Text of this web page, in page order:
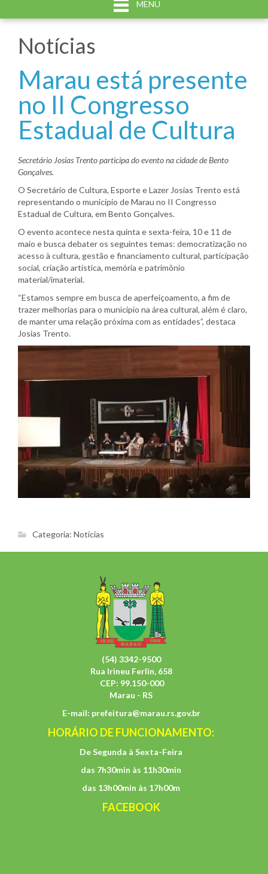
MENU
Notícias
Marau está presente
no II Congresso
Estadual de Cultura
Secretário Josias Trento participa do evento na cidade de Bento
Gonçalves.
O Secretário de Cultura, Esporte e Lazer Josias Trento está
representando o município de Marau no II Congresso
Estadual de Cultura, em Bento Gonçalves.
O evento acontece nesta quinta e sexta-feira, 10 e 11 de
maio e busca debater os seguintes temas: democratização no
acesso à cultura, gestão e financiamento cultural, participação
social, criação artística, memória e patrimônio
material/imaterial.
“Estamos sempre em busca de aperfeiçoamento, a fim de
trazer melhorias para o município na área cultural, além é claro,
de manter uma relação próxima com as entidades”, destaca
Josias Trento.
Categoria: Notícias
(54) 3342-9500
Rua Irineu Ferlin, 658
CEP: 99.150-000
Marau - RS
E-mail: prefeitura@marau.rs.gov.br
HORÁRIO DE FUNCIONAMENTO:
De Segunda à Sexta-Feira
das 7h30min às 11h30min
das 13h00min às 17h00m
FACEBOOK